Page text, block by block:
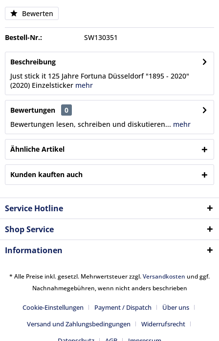
Bewerten
Bestell-Nr.: SW130351
Beschreibung
Just stick it 125 Jahre Fortuna Düsseldorf "1895 - 2020"
(2020) Einzelsticker mehr
Bewertungen
0
Bewertungen lesen, schreiben und diskutieren... mehr
Ähnliche Artikel
Kunden kauften auch
Service Hotline
Shop Service
Informationen
* Alle Preise inkl. gesetzl. Mehrwertsteuer zzgl.Versandkosten und ggf.
Nachnahmegebühren, wenn nicht anders beschrieben
Cookie-Einstellungen Payment / Dispatch
Über uns
Versand und Zahlungsbedingungen
Widerrufsrecht